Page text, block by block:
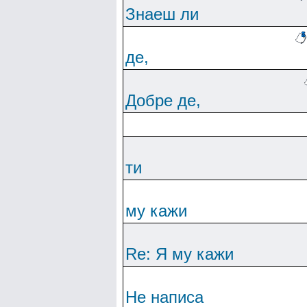
Знаеш ли
де,
Добре де,
ти
му кажи
Re: Я му кажи
Не написа